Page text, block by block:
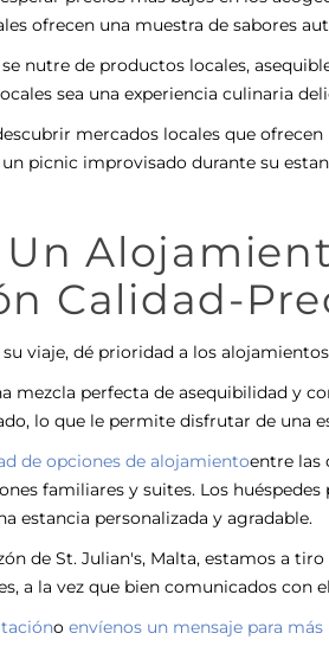
ofrecen una muestra de sabores
nutre de productos locales,
sea una experiencia culinaria
mercados locales que
picnic improvisado durante su
Un
Calidad-
viaje, dé prioridad a los
mezcla perfecta de asequibilidad y
lo que le permite disfrutar de una
de opciones de alojamientoentre las
familiares y suites. Los
estancia personalizada y agradable.
de St. Julian's, Malta, estamos a
a la vez que bien comunicados con
o envíenos un mensaje para